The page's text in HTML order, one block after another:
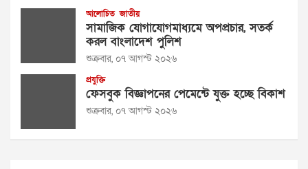
আলোচিত জাতীয়
সামাজিক যোগাযোগমাধ্যমে অপপ্রচার, সতর্ক
করল বাংলাদেশ পুলিশ
শুক্রবার, ০৭ আগস্ট ২০২৬
প্রযুক্তি
ফেসবুক বিজ্ঞাপনের পেমেন্টে যুক্ত হচ্ছে বিকাশ
শুক্রবার, ০৭ আগস্ট ২০২৬